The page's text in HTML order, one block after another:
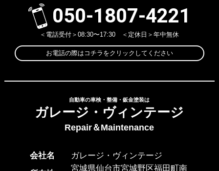
050-1807-4221
＜電話受付＞08:30〜17:30 ＜定休日＞年中無休
お電話の際はコチラをクリックしてください
自動車の車検・整備・鈑金塗装は
ガレージ・ヴィンテージ
Repair＆Maintenance
会社名
ガレージ・ヴィンテージ
宮城県仙台市宮城野区福田町南